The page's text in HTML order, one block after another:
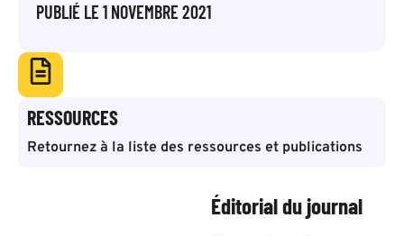
PUBLIÉ LE 1 NOVEMBRE 2021
RESSOURCES
Retournez à la liste des ressources et publications
Éditorial du journal